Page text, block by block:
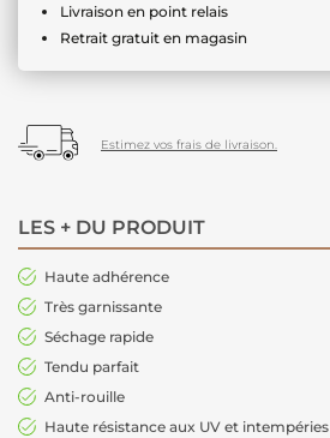
Livraison en point relais
Retrait gratuit en magasin
Estimez vos frais de livraison.
LES + DU PRODUIT
Haute adhérence
Très garnissante
Séchage rapide
Tendu parfait
Anti-rouille
Haute résistance aux UV et intempéries